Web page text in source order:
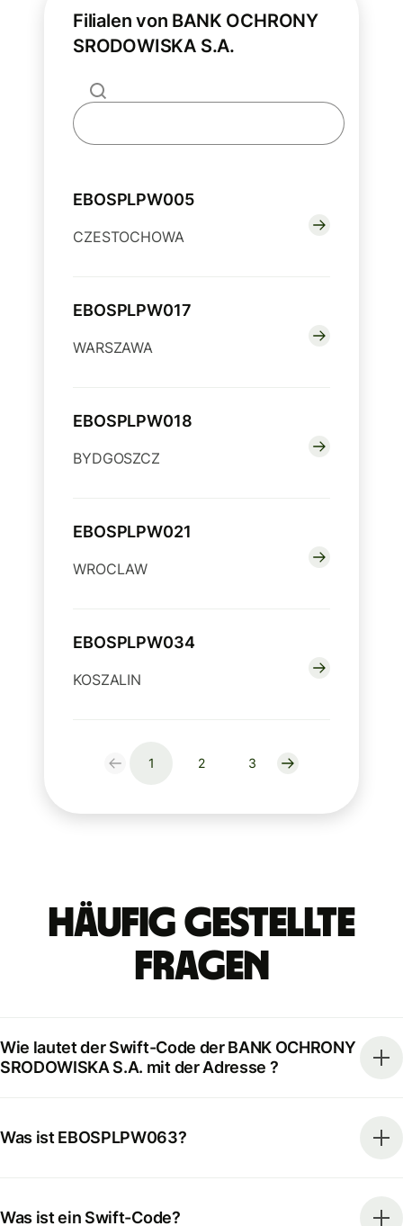
Filialen von BANK OCHRONY
SRODOWISKA S.A.
EBOSPLPW005
CZESTOCHOWA
EBOSPLPW017
WARSZAWA
EBOSPLPW018
BYDGOSZCZ
EBOSPLPW021
WROCLAW
EBOSPLPW034
KOSZALIN
1 2 3
Häufig gestellte
Fragen
Wie lautet der Swift-Code der BANK OCHRONY
SRODOWISKA S.A. mit der Adresse ?
Was ist EBOSPLPW063?
Was ist ein Swift-Code?